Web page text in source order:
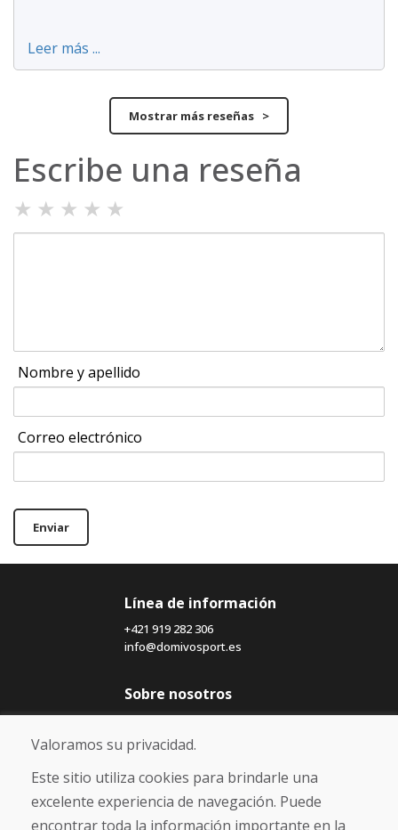
Leer más ...
Mostrar más reseñas >
Escribe una reseña
★ ★ ★ ★ ★
Nombre y apellido
Correo electrónico
Enviar
Línea de información
+421 919 282 306
info@domivosport.es
Sobre nosotros
Blog
Sobre nosotros
Comercio
Contacto
Compra
Valoramos su privacidad.
Este sitio utiliza cookies para brindarle una
excelente experiencia de navegación. Puede
encontrar toda la información importante en la